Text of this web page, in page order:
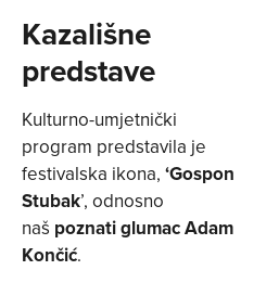
Kazališne
predstave
Kulturno-umjetnički
program predstavila je
festivalska ikona, ‘Gospon
Stubak’, odnosno
naš poznati glumac Adam
Končić.